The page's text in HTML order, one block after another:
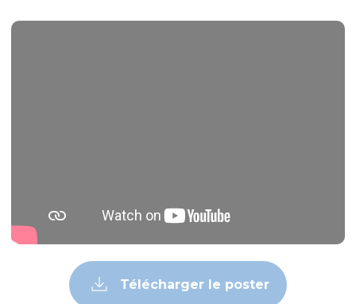
Télécharger le poster